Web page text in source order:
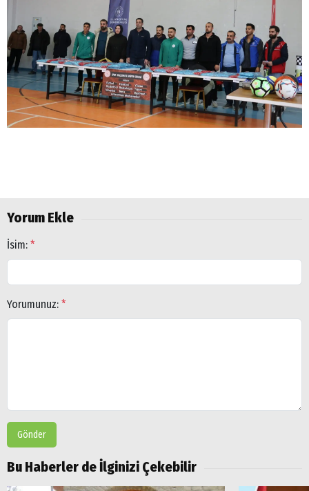
Yorum Ekle
İsim: *
Yorumunuz: *
Gönder
Bu Haberler de İlginizi Çekebilir